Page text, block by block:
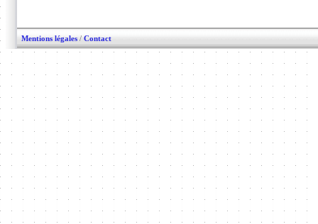
Mentions légales / Contact